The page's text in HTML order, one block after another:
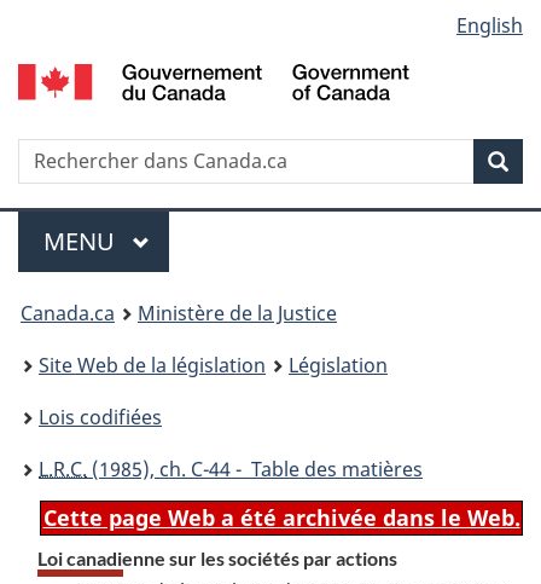
au
contenu
propos
de
la
HTML
simplifiée
selection
English
Recherche
Menu
MENU PRINCIPAL
You
are
here:
Canada.ca
Ministère de la Justice
Site Web de la législation
Législation
Lois codifiées
L.R.C. (1985), ch. C-44 - Table des matières
Cette page Web a été archivée dans le Web.
Loi canadienne sur les sociétés par actions